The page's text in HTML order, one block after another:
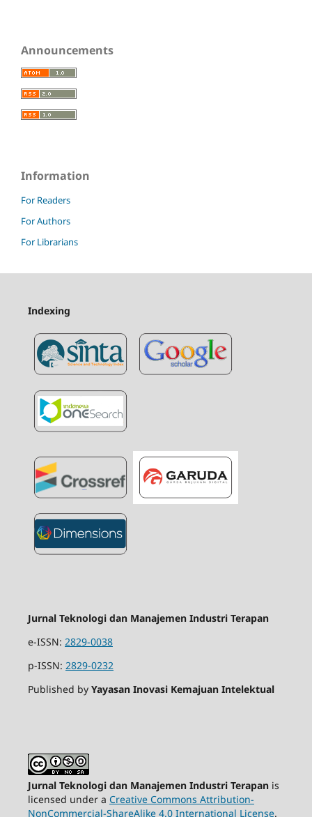
Announcements
Information
For Readers
For Authors
For Librarians
Indexing
Jurnal Teknologi dan Manajemen Industri Terapan
e-ISSN: 2829-0038
p-ISSN: 2829-0232
Published by Yayasan Inovasi Kemajuan Intelektual
Jurnal Teknologi dan Manajemen Industri Terapanis
licensed under a Creative Commons Attribution-
NonCommercial-ShareAlike 4.0 International License.